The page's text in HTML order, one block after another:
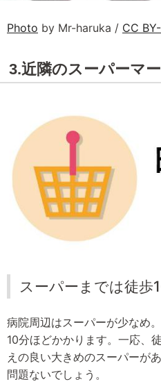
Photo by Mr-haruka / CC
3.近隣のスーパーマ
スーパーまでは徒歩
病院周辺はスーパーが少なめ
10分ほどかかります。一応、
えの良い大きめのスーパーが
問題ないでしょう。